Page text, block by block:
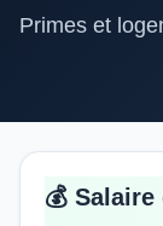
Primes et
💰